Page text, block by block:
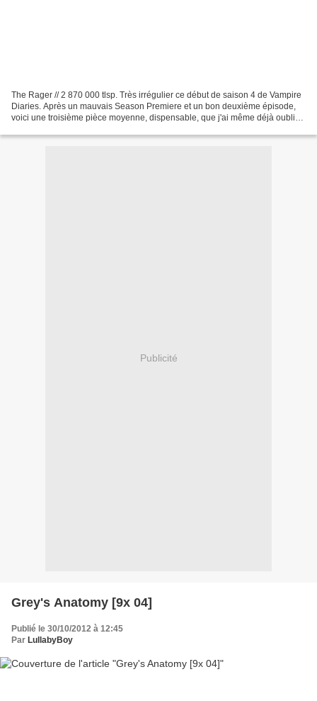
The Rager // 2 870 000 tlsp. Très irrégulier ce début de saison 4 de Vampire
Diaries. Après un mauvais Season Premiere et un bon deuxième épisode,
voici une troisième pièce moyenne, dispensable, que j'ai même déjà oubliée
Publicité
Grey's Anatomy [9x 04]
Publié le 30/10/2012 à 12:45
Par LullabyBoy